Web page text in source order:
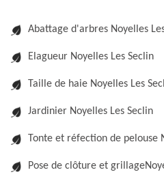
Abattage d'arbres Noyelles
Elagueur Noyelles Les Seclin
Taille de haie Noyelles Les
Jardinier Noyelles Les Seclin
Tonte et réfection de pelouse
Pose de clôture et